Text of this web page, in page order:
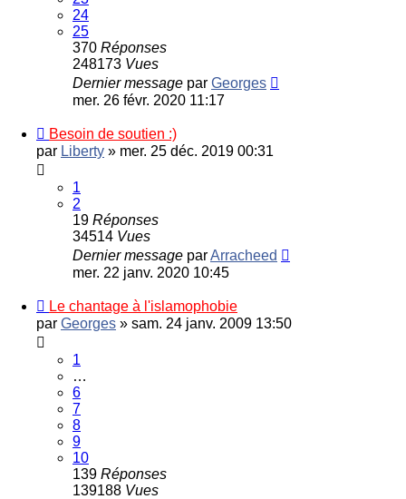
24
25
370 Réponses
248173 Vues
Dernier message par Georges
mer. 26 févr. 2020 11:17
Besoin de soutien :)
par Liberty » mer. 25 déc. 2019 00:31
1
2
19 Réponses
34514 Vues
Dernier message parArracheed
mer. 22 janv. 2020 10:45
Le chantage à l'islamophobie
par Georges » sam. 24 janv. 2009 13:50
1
…
6
7
8
9
10
139 Réponses
139188 Vues